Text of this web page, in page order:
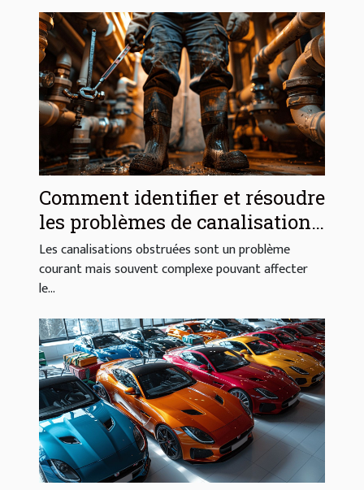
Comment identifier et résoudre
les problèmes de canalisations
obstruées
Les canalisations obstruées sont un problème
courant mais souvent complexe pouvant affecter
le...